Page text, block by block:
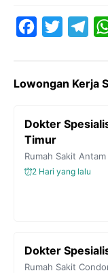
e
o
k
t
e
e
r
a
m
Lowongan Kerja
Dokter
Timur
Rumah Sakit
2 Hari yang lalu
Dokter
Rumah Sakit